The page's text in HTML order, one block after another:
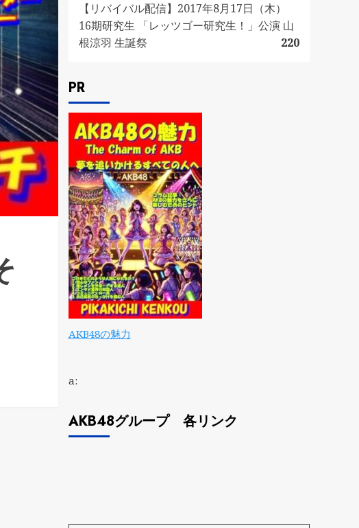
【リバイバル配信】2017年8月17日（木）
16期研究生 「レッツゴー研究生！」公演 山
根涼羽 生誕祭
220
PR
AKB48の魅力
a:
AKB48グループ 各リンク